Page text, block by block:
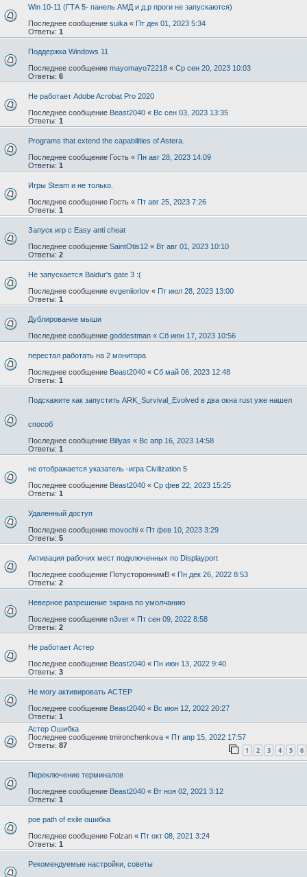
Win 10-11 (ГТА 5- панель АМД и д.р проги не запускаются)
Последнее сообщение suika « Пт дек 01, 2023 5:34
Ответы: 1
Поддержка Windows 11
Последнее сообщение mayomayo72218 « Ср сен 20, 2023 10:03
Ответы: 6
Не работает Adobe Acrobat Pro 2020
Последнее сообщение Beast2040 « Вс сен 03, 2023 13:35
Ответы: 1
Programs that extend the capabilities of Astera.
Последнее сообщение Гость « Пн авг 28, 2023 14:09
Ответы: 1
Игры Steam и не только.
Последнее сообщение Гость « Пт авг 25, 2023 7:26
Ответы: 1
Запуск игр с Easy anti cheat
Последнее сообщение SaintOtis12 « Вт авг 01, 2023 10:10
Ответы: 2
Не запускается Baldur's gate 3 :(
Последнее сообщение evgeniiorlov « Пт июл 28, 2023 13:00
Ответы: 1
Дублирование мыши
Последнее сообщение goddestman « Сб июн 17, 2023 10:56
перестал работать на 2 монитора
Последнее сообщение Beast2040 « Сб май 06, 2023 12:48
Ответы: 1
Подскажите как запустить ARK_Survival_Evolved в два окна rust уже нашел
способ
Последнее сообщение Billyas « Вс апр 16, 2023 14:58
Ответы: 1
не отображается указатель -игра Civilization 5
Последнее сообщение Beast2040 « Ср фев 22, 2023 15:25
Ответы: 1
Удаленный доступ
Последнее сообщение movochi « Пт фев 10, 2023 3:29
Ответы: 5
Активация рабочих мест подключенных по Displayport
Последнее сообщение ПотустороннимВ « Пн дек 26, 2022 8:53
Ответы: 2
Неверное разрешение экрана по умолчанию
Последнее сообщение n3ver « Пт сен 09, 2022 8:58
Ответы: 2
Не работает Астер
Последнее сообщение Beast2040 « Пн июн 13, 2022 9:40
Ответы: 3
Не могу активировать АСТЕР
Последнее сообщение Beast2040 « Вс июн 12, 2022 20:27
Ответы: 1
Астер Ошибка
Последнее сообщение tmironchenkova « Пт апр 15, 2022 17:57
Ответы: 87
1 2 3 4 5 6
Переключение терминалов
Последнее сообщение Beast2040 « Вт ноя 02, 2021 3:12
Ответы: 1
poe path of exile ошибка
Последнее сообщение Folzan « Пт окт 08, 2021 3:24
Ответы: 1
Рекомендуемые настройки, советы